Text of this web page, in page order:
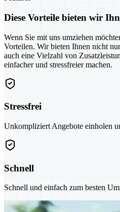
Diese Vorteile bieten wir
Wenn Sie mit uns umziehen
Vorteilen. Wir bieten Ihnen nicht
auch eine Vielzahl von
einfacher und stressfreier machen.
Stressfrei
Unkompliziert Angebote einholen
Schnell
Schnell und einfach zum besten